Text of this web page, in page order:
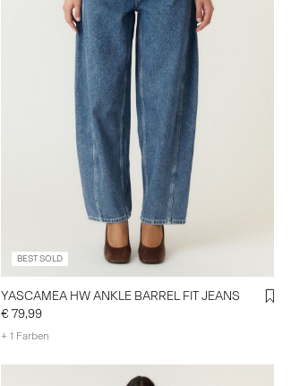
BEST SOLD
YASCAMEA HW ANKLE BARREL FIT JEANS
€ 79,99
+ 1 Farben